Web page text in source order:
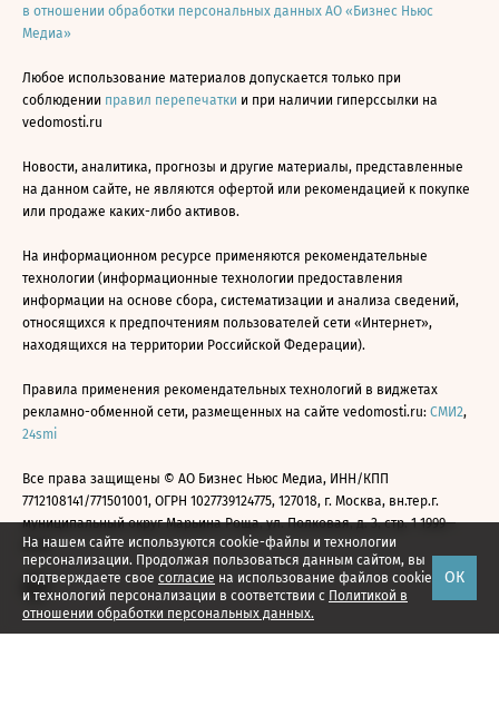
На нашем сайте используются cookie-файлы и технологии
персонализации. Продолжая пользоваться данным сайтом, вы
подтверждаете свое согласие на использование файлов cookie
и технологий персонализации в соответствии с Политикой в
отношении обработки персональных данных.
ОК
в отношении обработки персональных данных АО «Бизнес Ньюс
Медиа»
Любое использование материалов допускается только при
соблюдении правил перепечатки и при наличии гиперссылки на
vedomosti.ru
Новости, аналитика, прогнозы и другие материалы, представленные
на данном сайте, не являются офертой или рекомендацией к покупке
или продаже каких-либо активов.
На информационном ресурсе применяются рекомендательные
технологии (информационные технологии предоставления
информации на основе сбора, систематизации и анализа сведений,
относящихся к предпочтениям пользователей сети «Интернет»,
находящихся на территории Российской Федерации).
Правила применения рекомендательных технологий в виджетах
рекламно-обменной сети, размещенных на сайте vedomosti.ru: СМИ2,
24smi
Все права защищены © АО Бизнес Ньюс Медиа, ИНН/КПП
7712108141/771501001, ОГРН 1027739124775, 127018, г. Москва, вн.тер.г.
муниципальный округ Марьина Роща, ул. Полковая, д. 3, стр. 1 1999—
2026